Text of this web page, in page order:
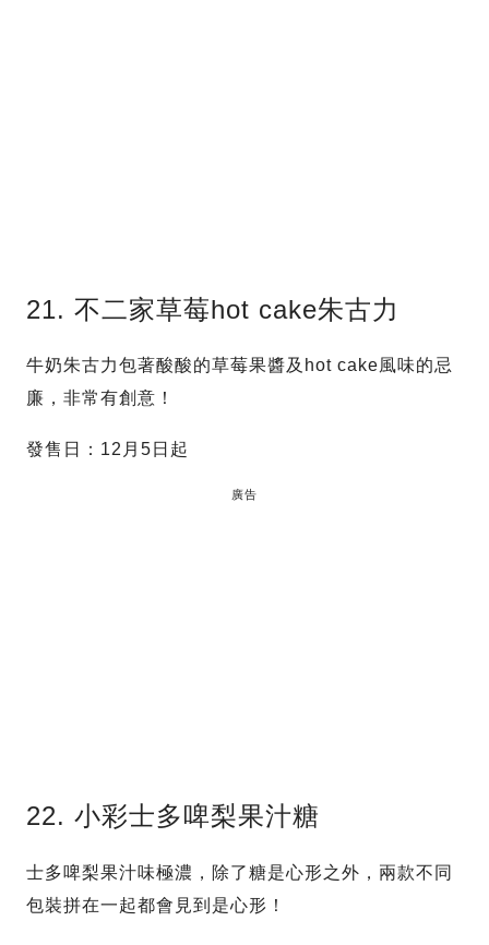
21. 不二家草莓hot cake朱古力
牛奶朱古力包著酸酸的草莓果醬及hot cake風味的忌
廉，非常有創意！
發售日：12月5日起
廣告
22. 小彩士多啤梨果汁糖
士多啤梨果汁味極濃，除了糖是心形之外，兩款不同
包裝拼在一起都會見到是心形！